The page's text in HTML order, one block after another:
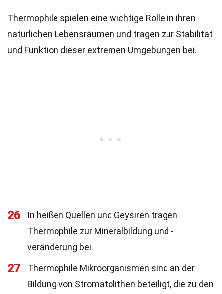
Thermophile spielen eine wichtige Rolle in ihren
natürlichen Lebensräumen und tragen zur Stabilität
und Funktion dieser extremen Umgebungen bei.
26
In heißen Quellen und Geysiren tragen
Thermophile zur Mineralbildung und -
veränderung bei.
27
Thermophile Mikroorganismen sind an der
Bildung von Stromatolithen beteiligt, die zu den